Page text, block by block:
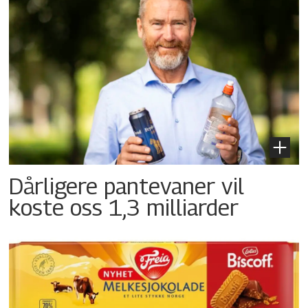
Dårligere pantevaner vil
koste oss 1,3 milliarder